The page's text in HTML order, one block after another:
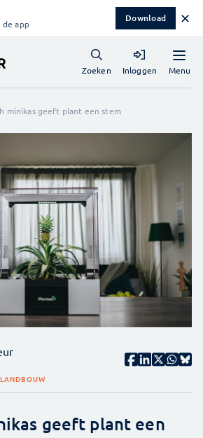
de app Download ✕
Menu
Zoeken Inloggen
minikas geeft plant een stem
LANDBOUW
geeft plant een